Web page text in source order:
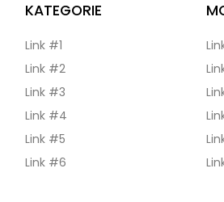
KATEGORIE
Link #1
Link #2
Link #3
Link #4
Link #5
Link #6